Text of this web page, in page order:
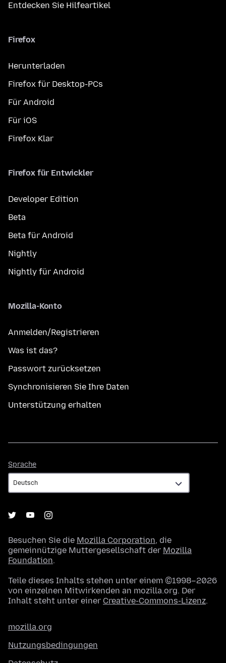
Entdecken Sie Hilfeartikel
Firefox
Herunterladen
Firefox für Desktop-PCs
Für Android
Für iOS
Firefox Klar
Firefox für Entwickler
Developer Edition
Beta
Beta für Android
Nightly
Nightly für Android
Mozilla-Konto
Anmelden/Registrieren
Was ist das?
Passwort zurücksetzen
Synchronisieren Sie Ihre Daten
Unterstützung erhalten
Sprache
Besuchen Sie die Mozilla Corporation, die
gemeinnützige Muttergesellschaft der Mozilla
Foundation.
Teile dieses Inhalts stehen unter einem ©1998–2026
von einzelnen Mitwirkenden an mozilla.org. Der
Inhalt steht unter einer Creative-Commons-Lizenz.
mozilla.org
Nutzungsbedingungen